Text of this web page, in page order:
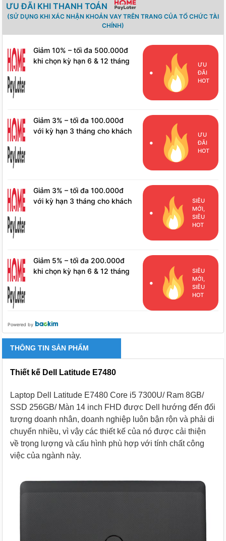
ƯU ĐÃI KHI THANH TOÁN
(SỬ DỤNG KHI XÁC NHẬN KHOẢN VAY TRÊN TRANG CỦA TỔ CHỨC TÀI
CHÍNH)
Giảm 10% – tối đa 500.000đ
khi chọn kỳ hạn 6 & 12 tháng
ƯU
ĐÃI
HOT
Giảm 3% – tối đa 100.000đ
với kỳ hạn 3 tháng cho khách
ƯU
ĐÃI
HOT
Giảm 3% – tối đa 100.000đ
với kỳ hạn 3 tháng cho khách
SIÊU
MỚI,
SIÊU
HOT
Giảm 5% – tối đa 200.000đ
khi chọn kỳ hạn 6 & 12 tháng
SIÊU
MỚI,
SIÊU
HOT
Powered by
THÔNG TIN SẢN PHẨM
Thiết kế Dell Latitude E7480
Laptop Dell Latitude E7480 Core i5 7300U/ Ram 8GB/
SSD 256GB/ Màn 14 inch FHD được Dell hướng đến đối
tượng doanh nhân, doanh nghiệp luôn bận rộn và phải di
chuyển nhiều, vì vậy các thiết kế của nó được cải thiện
về trọng lượng và cấu hình phù hợp với tính chất công
việc của ngành này.